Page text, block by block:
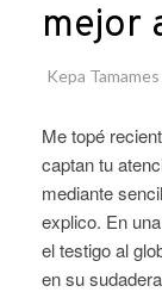
mejor
Kepa Tamames
Me topé
captan tu
mediante
explico. En
el testigo al
en su